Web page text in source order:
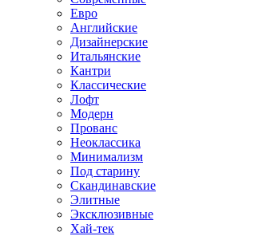
Евро
Английские
Дизайнерские
Итальянские
Кантри
Классические
Лофт
Модерн
Прованс
Неоклассика
Минимализм
Под старину
Скандинавские
Элитные
Эксклюзивные
Хай-тек